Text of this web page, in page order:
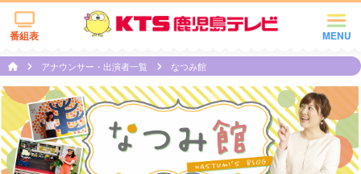
MENU
番組表
アナウンサー・出演者一覧 なつみ館